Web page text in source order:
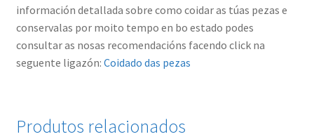
información detallada sobre como coidar as túas pezas e
conservalas por moito tempo en bo estado podes
consultar as nosas recomendacións facendo click na
seguente ligazón: Coidado das pezas
Produtos relacionados